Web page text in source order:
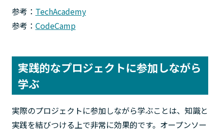
参考： TechAcademy
参考： CodeCamp
実践的なプロジェクトに参加しながら
学ぶ
実際のプロジェクトに参加しながら学ぶことは、知識と
実践を結びつける上で非常に効果的です。オープンソー